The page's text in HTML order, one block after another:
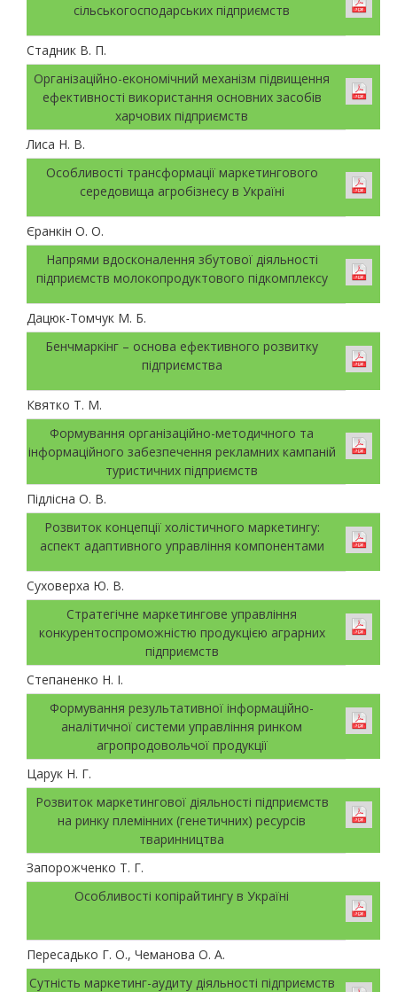
сільськогосподарських підприємств
Стадник В. П.
Організаційно-економічний механізм підвищення
ефективності використання основних засобів
харчових підприємств
Лиса Н. В.
Особливості трансформації маркетингового
середовища агробізнесу в Україні
Єранкін О. О.
Напрями вдосконалення збутової діяльності
підприємств молокопродуктового підкомплексу
Дацюк-Томчук М. Б.
Бенчмаркінг – основа ефективного розвитку
підприємства
Квятко Т. М.
Формування організаційно-методичного та
інформаційного забезпечення рекламних кампаній
туристичних підприємств
Підлісна О. В.
Розвиток концепції холістичного маркетингу:
аспект адаптивного управління компонентами
Суховерха Ю. В.
Стратегічне маркетингове управління
конкурентоспроможністю продукцією аграрних
підприємств
Степаненко Н. І.
Формування результативної інформаційно-
аналітичної системи управління ринком
агропродовольчої продукції
Царук Н. Г.
Розвиток маркетингової діяльності підприємств
на ринку племінних (генетичних) ресурсів
тваринництва
Запорожченко Т. Г.
Особливості копірайтингу в Україні
Пересадько Г. О., Чеманова О. А.
Сутність маркетинг-аудиту діяльності підприємств